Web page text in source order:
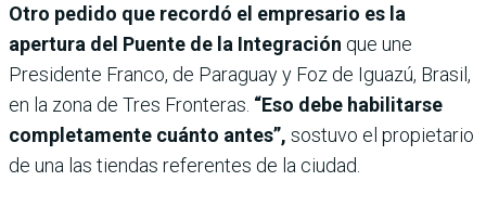
Otro pedido que recordó el empresario es la
apertura del Puente de la Integración que une
Presidente Franco, de Paraguay y Foz de Iguazú, Brasil,
en la zona de Tres Fronteras. “Eso debe habilitarse
completamente cuánto antes”, sostuvo el propietario
de una las tiendas referentes de la ciudad.